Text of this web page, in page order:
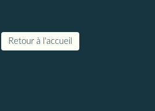
Retour à l'accueil